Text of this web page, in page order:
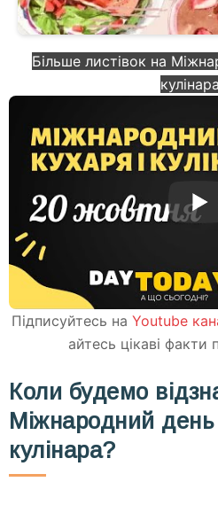
Більше листівок на
кулінара
Підписуйтесь на Youtube
айтесь цікаві факти
Коли будемо
Міжнародний день
кулінара?